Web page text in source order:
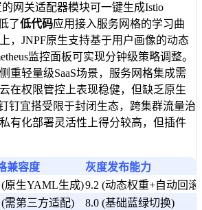
网关适配器模块可一键生成Istio
了低代码应用接入服务网格的学习曲
，JNPF原生支持基于用户画像的动态
监控面板可实现分钟级策略调整。
重轻量级SaaS场景，服务网格集成需
在权限管控上表现稳健，但缺乏原生
钉宜搭受限于封闭生态，跨集群流量治
有化部署灵活性上得分较高，但插件
兼容度
灰度发布能力
(原生YAML生成)9.2 (动态权重+自动回滚)
(需第三方适配)
8.0 (基础蓝绿切换)